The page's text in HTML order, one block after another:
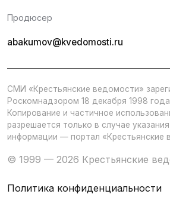
Продюсер
abakumov@kvedomosti.ru
СМИ «Крестьянские ведомости»
Роскомнадзором 18 декабря 1998
Копирование и частичное
разрешается только в случае
информации — портал «Крестьянские
© 1999 — 2026 Крестьянские
Политика конфиденциальности